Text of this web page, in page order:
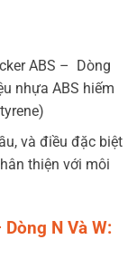
ABS – Dòng
nhựa ABS hiếm
và điều đặc biệt
thiện với môi
N Và W: